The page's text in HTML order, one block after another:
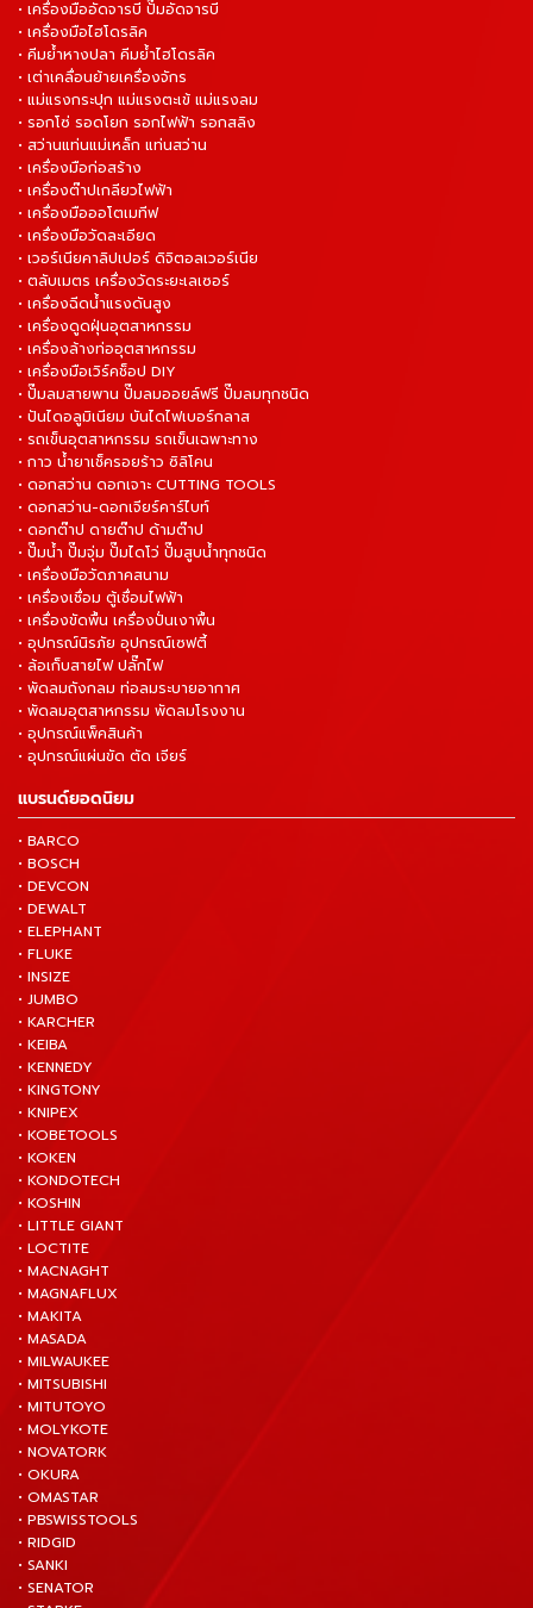
• เครื่องมืออัดจารบี ปั๊มอัดจารบี
• เครื่องมือไฮโดรลิค
• คีมย้ำหางปลา คีมย้ำไฮโดรลิค
• เต่าเคลื่อนย้ายเครื่องจักร
• แม่แรงกระปุก แม่แรงตะเข้ แม่แรงลม
• รอกโซ่ รอดโยก รอกไฟฟ้า รอกสลิง
• สว่านแท่นแม่เหล็ก แท่นสว่าน
• เครื่องมือก่อสร้าง
• เครื่องต๊าปเกลียวไฟฟ้า
• เครื่องมือออโตเมทีฟ
• เครื่องมือวัดละเอียด
• เวอร์เนียคาลิปเปอร์ ดิจิตอลเวอร์เนีย
• ตลับเมตร เครื่องวัดระยะเลเซอร์
• เครื่องฉีดน้ำแรงดันสูง
• เครื่องดูดฝุ่นอุตสาหกรรม
• เครื่องล้างท่ออุตสาหกรรม
• เครื่องมือเวิร์คช็อป DIY
• ปั๊มลมสายพาน ปั๊มลมออยล์ฟรี ปั๊มลมทุกชนิด
• ปันไดอลูมิเนียม บันไดไฟเบอร์กลาส
• รถเข็นอุตสาหกรรม รถเข็นเฉพาะทาง
• กาว น้ำยาเช็ครอยร้าว ซิลิโคน
• ดอกสว่าน ดอกเจาะ CUTTING TOOLS
• ดอกสว่าน-ดอกเจียร์คาร์ไบท์
• ดอกต๊าป ดายต๊าป ด้ามต๊าป
• ปั๊มน้ำ ปั๊มจุ่ม ปั๊มไดโว่ ปั๊มสูบน้ำทุกชนิด
• เครื่องมือวัดภาคสนาม
• เครื่องเชื่อม ตู้เชื่อมไฟฟ้า
• เครื่องขัดพื้น เครื่องปั่นเงาพื้น
• อุปกรณ์นิรภัย อุปกรณ์เซฟตี้
• ล้อเก็บสายไฟ ปลั๊กไฟ
• พัดลมถังกลม ท่อลมระบายอากาศ
• พัดลมอุตสาหกรรม พัดลมโรงงาน
• อุปกรณ์แพ็คสินค้า
• อุปกรณ์แผ่นขัด ตัด เจียร์
แบรนด์ยอดนิยม
• BARCO
• BOSCH
• DEVCON
• DEWALT
• ELEPHANT
• FLUKE
• INSIZE
• JUMBO
• KARCHER
• KEIBA
• KENNEDY
• KINGTONY
• KNIPEX
• KOBETOOLS
• KOKEN
• KONDOTECH
• KOSHIN
• LITTLE GIANT
• LOCTITE
• MACNAGHT
• MAGNAFLUX
• MAKITA
• MASADA
• MILWAUKEE
• MITSUBISHI
• MITUTOYO
• MOLYKOTE
• NOVATORK
• OKURA
• OMASTAR
• PBSWISSTOOLS
• RIDGID
• SANKI
• SENATOR